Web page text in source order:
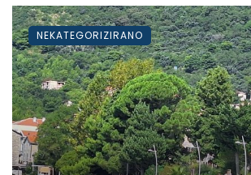
NEKATEGORIZIRANO